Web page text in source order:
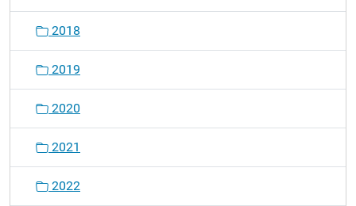
2018
2019
2020
2021
2022